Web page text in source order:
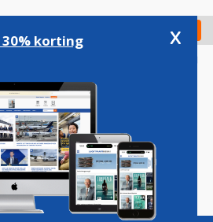
Check in
Podcasts Vacatures
korting x